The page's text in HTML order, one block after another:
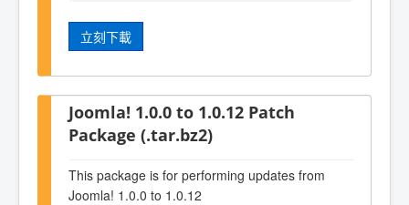
立刻下載
Joomla! 1.0.0 to 1.0.12 Patch
Package (.tar.bz2)
This package is for performing updates from
Joomla! 1.0.0 to 1.0.12